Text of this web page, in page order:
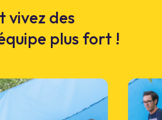
vivez des
plus fort !